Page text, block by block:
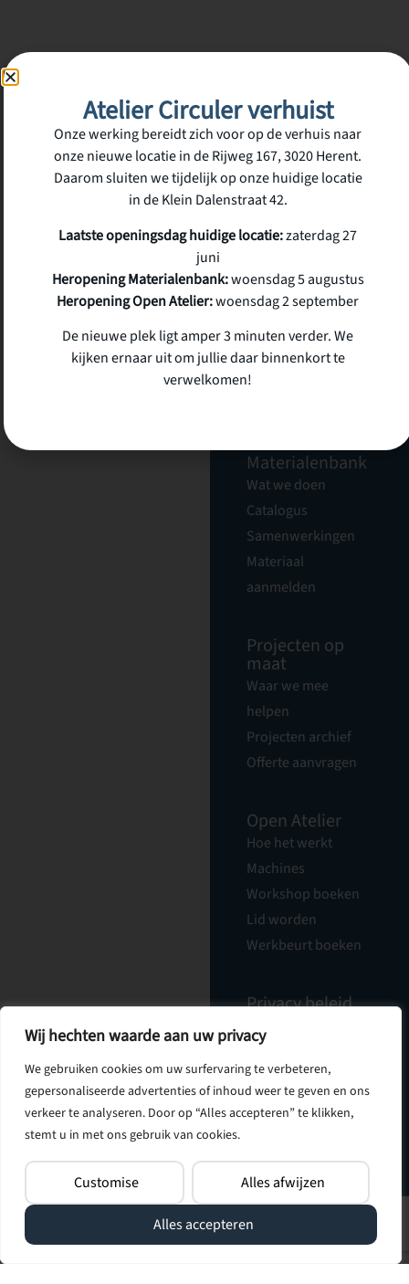
Wij hechten waarde aan uw privacy
We gebruiken cookies om uw surfervaring te verbeteren,
gepersonaliseerde advertenties of inhoud weer te geven en ons
verkeer te analyseren. Door op “Alles accepteren” te klikken,
stemt u in met ons gebruik van cookies.
Customise Alles afwijzen
Alles accepteren
SCHRIJF JE IN
VOOR ONZE
NIEUWSBRIEF
Nieuwsbrief Inschrijven
Atelier Circuler
vzw
Klein dalenstraat 42
3020 Herent
BE 0676 833 336
Materialenbank
Wat we doen
Catalogus
Samenwerkingen
Materiaal
aanmelden
Projecten op
maat
Waar we mee
helpen
Projecten archief
Offerte aanvragen
Open Atelier
Hoe het werkt
Machines
Workshop boeken
Lid worden
Werkbeurt boeken
Privacy beleid
Nieuwsbrief
Vacatures
Over Ons
Contact
Atelier Circuler verhuist
Onze werking bereidt zich voor op de verhuis naar
onze nieuwe locatie in de Rijweg 167, 3020 Herent.
Daarom sluiten we tijdelijk op onze huidige locatie
in de Klein Dalenstraat 42.
Laatste openingsdag huidige locatie:zaterdag 27
juni
Heropening Materialenbank:woensdag 5 augustus
Heropening Open Atelier:woensdag 2 september
De nieuwe plek ligt amper 3 minuten verder. We
kijken ernaar uit om jullie daar binnenkort te
verwelkomen!